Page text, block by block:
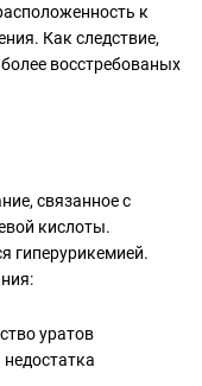
к
Как следствие,
восстребованых
связанное с
кислоты.
гиперурикемией.
уратов